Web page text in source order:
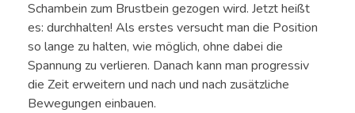
Schambein zum Brustbein gezogen wird. Jetzt heißt
es: durchhalten! Als erstes versucht man die Position
so lange zu halten, wie möglich, ohne dabei die
Spannung zu verlieren. Danach kann man progressiv
die Zeit erweitern und nach und nach zusätzliche
Bewegungen einbauen.